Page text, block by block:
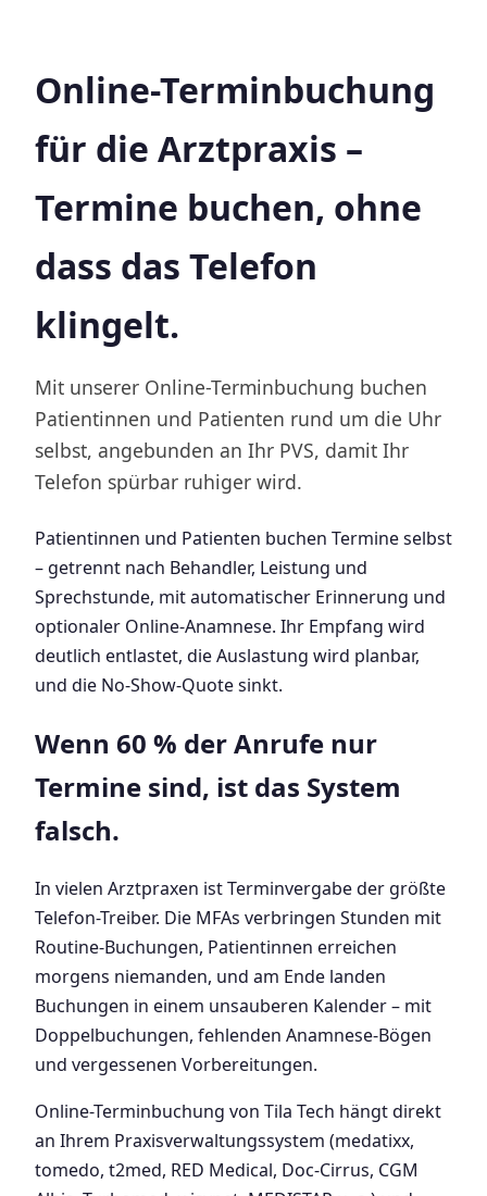
Online-Terminbuchung
für die Arztpraxis –
Termine buchen, ohne
dass das Telefon
klingelt.
Mit unserer Online-Terminbuchung buchen
Patientinnen und Patienten rund um die Uhr
selbst, angebunden an Ihr PVS, damit Ihr
Telefon spürbar ruhiger wird.
Patientinnen und Patienten buchen Termine selbst
– getrennt nach Behandler, Leistung und
Sprechstunde, mit automatischer Erinnerung und
optionaler Online-Anamnese. Ihr Empfang wird
deutlich entlastet, die Auslastung wird planbar,
und die No-Show-Quote sinkt.
Wenn 60 % der Anrufe nur
Termine sind, ist das System
falsch.
In vielen Arztpraxen ist Terminvergabe der größte
Telefon-Treiber. Die MFAs verbringen Stunden mit
Routine-Buchungen, Patientinnen erreichen
morgens niemanden, und am Ende landen
Buchungen in einem unsauberen Kalender – mit
Doppelbuchungen, fehlenden Anamnese-Bögen
und vergessenen Vorbereitungen.
Online-Terminbuchung von Tila Tech hängt direkt
an Ihrem Praxisverwaltungssystem (medatixx,
tomedo, t2med, RED Medical, Doc-Cirrus, CGM